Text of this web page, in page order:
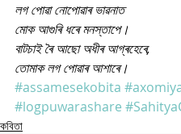
লগ পোৱা নোপোৱাৰ ভাৱনাত
মোক আগুৰি ধৰে মনস্তাপে।
বাটচাই ৰৈ আছো অধীৰ আগ্ৰহেৰে,
তোমাক লগ পোৱাৰ আশাৰে।
#assamesekobita
#logpuwarashare
কবিতা